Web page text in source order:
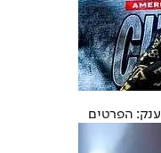
הפרטים